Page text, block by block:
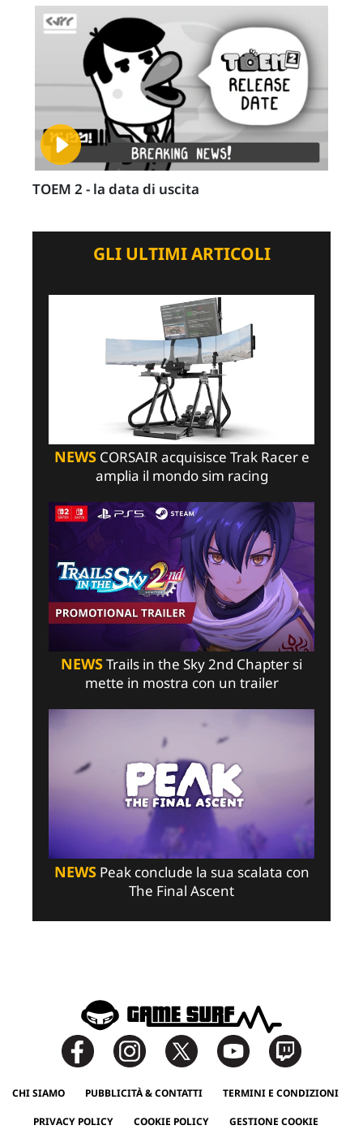
TOEM 2 - la data di uscita
GLI ULTIMI ARTICOLI
NEWSCORSAIR acquisisce Trak Racer e
amplia il mondo sim racing
NEWSTrails in the Sky 2nd Chapter si
mette in mostra con un trailer
NEWSPeak conclude la sua scalata con
The Final Ascent
CHI SIAMO PUBBLICITÀ & CONTATTI TERMINI E CONDIZIONI
PRIVACY POLICY COOKIE POLICY GESTIONE COOKIE